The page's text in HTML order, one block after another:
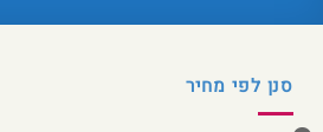
סנן לפי מחיר